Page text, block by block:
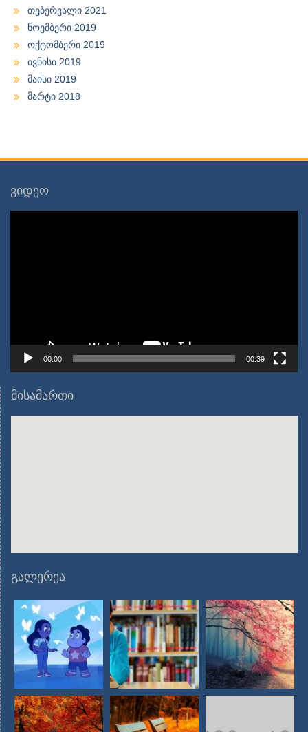
თებერვალი 2021
ნოემბერი 2019
ოქტომბერი 2019
ივნისი 2019
მაისი 2019
მარტი 2018
ვიდეო
00:00 00:39
მისამართი
გალერეა